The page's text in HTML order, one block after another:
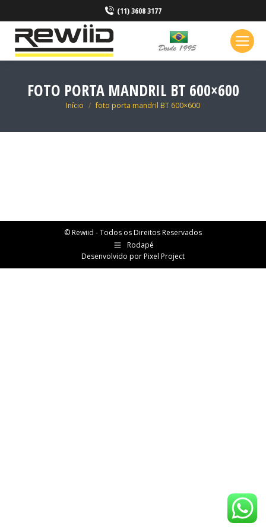
(11) 3608 3177
FOTO PORTA MANDRIL BT 600×600
Você está aqui:
Início foto porta mandril BT 600×600
© Rewiid - Todos os Direitos Reservados
Rodapé
Desenvolvido porPixel Project